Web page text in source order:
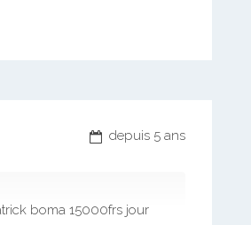
depuis 5 ans
boma 15000frs jour